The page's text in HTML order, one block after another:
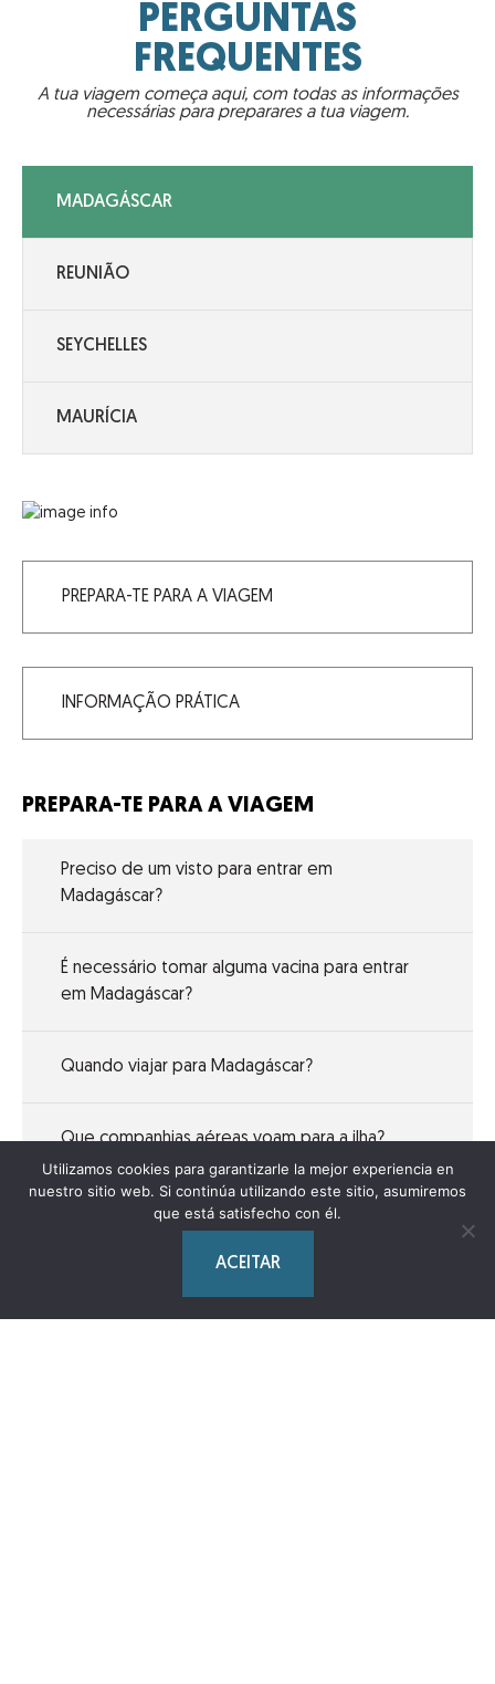
PERGUNTAS
FREQUENTES
A tua viagem começa aqui, com todas as informações
necessárias para preparares a tua viagem.
MADAGÁSCAR
REUNIÃO
SEYCHELLES
MAURÍCIA
PREPARA-TE PARA A VIAGEM
INFORMAÇÃO PRÁTICA
PREPARA-TE PARA A VIAGEM
Preciso de um visto para entrar em
Madagáscar?
É necessário tomar alguma vacina para entrar
em Madagáscar?
Quando viajar para Madagáscar?
Que companhias aéreas voam para a ilha?
Quantos dias aconselharias para viajar para a
Utilizamos cookies para garantizarle la mejor experiencia en
nuestro sitio web. Si continúa utilizando este sitio, asumiremos
que está satisfecho con él.
ACEITAR